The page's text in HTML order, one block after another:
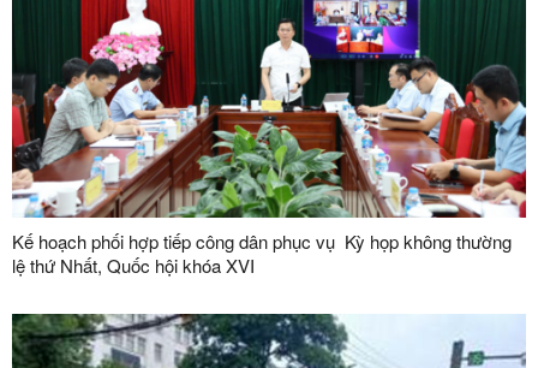
Kế hoạch phối hợp tiếp công dân phục vụ Kỳ họp không thường
lệ thứ Nhất, Quốc hội khóa XVI